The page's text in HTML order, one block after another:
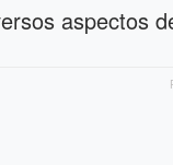
aspectos